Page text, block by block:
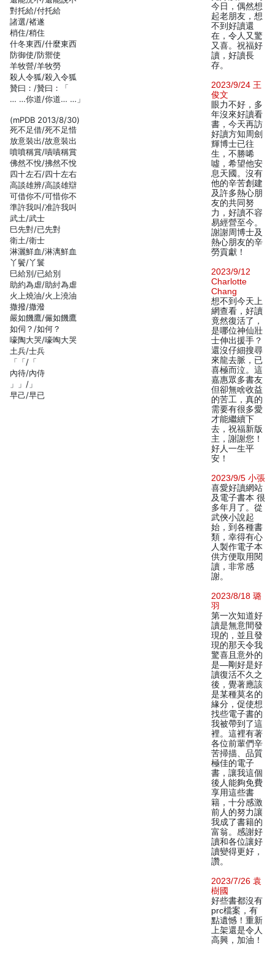
對托給/付托給
諸選/褚遂
梢住/稍住
什冬東西/什麼東西
防御使/防禦使
羊牧營/羊牧勞
殺人令狐/殺入令狐
贊曰：/贊曰：「
… …你道/你道… …」
(mPDB 2013/8/30)
死不足借/死不足惜
放意裝出/故意裝出
噴噴稱賞/嘖嘖稱賞
佛然不悅/拂然不悅
四十左石/四十左右
高談雄辨/高談雄辯
可借你不/可惜你不
準許我叫/准許我叫
武土/武士
巳先對/已先對
衛土/衛士
淋灑鮮血/淋漓鮮血
丫鬢/丫鬟
巳給別/已給別
助約為虐/助紂為虐
火上燒油/火上澆油
撒撥/撒潑
嚴如饑鷹/儼如饑鷹
如伺？/如何？
嚎陶大哭/嚎啕大哭
土兵/士兵
「「/「
內待/內侍
」」/」
早己/早已
今日，偶然想
起老朋友，想
不到好讀還
在，令人又驚
又喜。祝福好
讀，好讀長
存。
2023/9/24 王
俊文
眼力不好，多
年沒來好讀看
書，今天再訪
好讀方知周劍
輝博士已往
生，不勝唏
噓，希望他安
息天國。沒有
他的辛苦創建
及許多熱心朋
友的共同努
力，好讀不容
易經營至今。
謝謝周博士及
熱心朋友的辛
勞貢獻！
2023/9/12
Charlotte
Chang
想不到今天上
網查看，好讀
竟然復活了，
是哪位神仙壯
士伸出援手？
還沒仔細搜尋
來龍去脈，已
喜極而泣。這
嘉惠眾多書友
但卻無啥收益
的苦工，真的
需要有很多愛
才能繼續下
去，祝福新版
主，謝謝您！
好人一生平
安！
2023/9/5 小張
喜愛好讀網站
及電子書本 很
多年月了。從
武俠小說起
始，到各種書
類，幸得有心
人製作電子本
供方便取用閱
讀，非常感
謝。
2023/8/18 璐
羽
第一次知道好
讀是無意間發
現的，並且發
現的那天令我
驚喜且意外的
是—剛好是好
讀復活不久之
後，覺著應該
是某種莫名的
緣分，促使想
找些電子書的
我被帶到了這
裡。這裡有著
各位前輩們辛
苦掃描、品質
極佳的電子
書，讓我這個
後人能夠免費
享用這些書
籍，十分感激
前人的努力讓
我成了書籍的
富翁。感謝好
讀和各位讓好
讀變得更好，
讚。
2023/7/26 袁
樹國
好些書都沒有
prc檔案，有
點遺憾！重新
上架還是令人
高興，加油！